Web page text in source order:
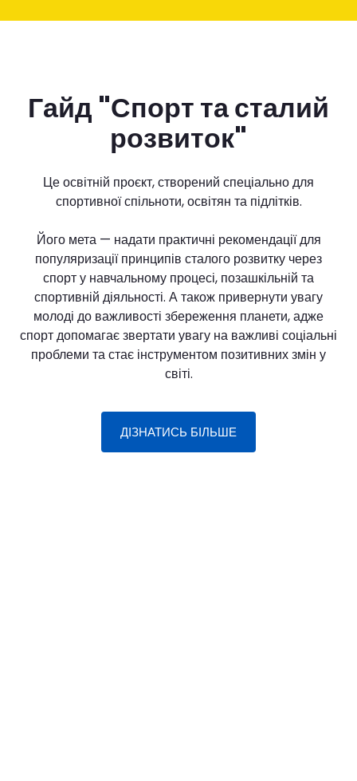
Гайд "Спорт та сталий
розвиток"
Це освітній проєкт, створений спеціально для
спортивної спільноти, освітян та підлітків.
Його мета — надати практичні рекомендації для
популяризації принципів сталого розвитку через
спорт у навчальному процесі, позашкільній та
спортивній діяльності. А також привернути увагу
молоді до важливості збереження планети, адже
спорт допомагає звертати увагу на важливі соціальні
проблеми та стає інструментом позитивних змін у
світі.
ДІЗНАТИСЬ БІЛЬШЕ